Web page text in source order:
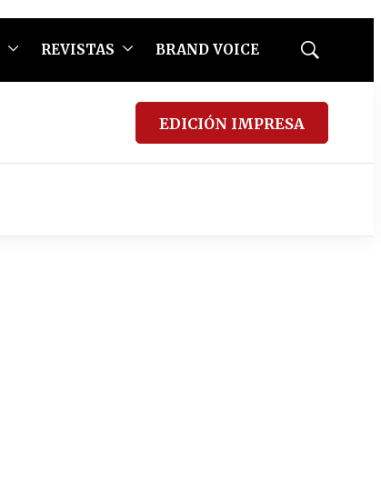
REVISTAS BRAND VOICE
Mostrar
EDICIÓN IMPRESA